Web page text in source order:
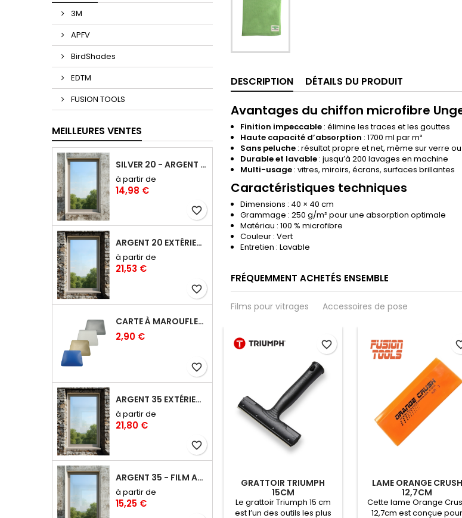
3M
APFV
BirdShades
EDTM
FUSION TOOLS
MEILLEURES VENTES
SILVER 20 - ARGENT 20 FILM ANTI-CHALEUR, ANTI ÉBLOUISSEMENT RÉFLÉCHISSANT SAINT-GOBAIN SOLAR GARD
à partir de
14,98 €
favorite_border
ARGENT 20 EXTÉRIEUR : FILM ANTI-CHALEUR ET ANTI-ÉBLOUISSEMENT POSE EXTÉRIEURE
à partir de
21,53 €
favorite_border
CARTE À MAROUFLER RIGIDE COINS ARRONDIS – 10 CM
2,90 €
favorite_border
ARGENT 35 EXTÉRIEUR - FILM ANTI-CHALEUR, ANTI ÉBLOUISSEMENT RÉFLÉCHISSANT
à partir de
21,80 €
favorite_border
ARGENT 35 - FILM ANTI-CHALEUR, ANTI ÉBLOUISSEMENT RÉFLÉCHISSANT
à partir de
15,25 €
DESCRIPTION DÉTAILS DU PRODUIT
Avantages du chiffon microfibre
Finition impeccable : élimine les traces et les gouttes
Haute capacité d’absorption : 1700 ml par m²
Sans peluche : résultat propre et net, même sur verre
Durable et lavable : jusqu’à 200 lavages en machine
Multi-usage : vitres, miroirs, écrans, surfaces brillantes
Caractéristiques techniques
Dimensions : 40 × 40 cm
Grammage : 250 g/m² pour une absorption optimale
Matériau : 100 % microfibre
Couleur : Vert
Entretien : Lavable
FRÉQUEMMENT ACHETÉS ENSEMBLE
Films pour vitrages Accessoires de pose
MICROFIBRE
ERGOTEC
est l’un des
CARTE À MAROUFLER
RIGIDE COINS ARRONDIS
– 10 CM
Outil compact pour
maroufler films solaires,
GRATTOIR TRIUMPH
15CM
Le grattoir Triumph 15 cm
est l’un des outils les plus
favorite_border
LAME ORANGE CRUSH
12,7CM
Cette lame Orange
12,7cm est conçue pour